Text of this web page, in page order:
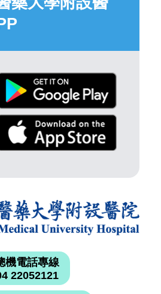
機電話專線
22052121